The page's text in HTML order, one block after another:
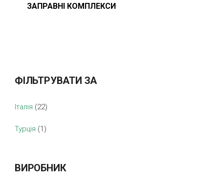
ЗАПРАВНІ КОМПЛЕКСИ
ФІЛЬТРУВАТИ ЗА
Італія (22)
Турція (1)
ВИРОБНИК